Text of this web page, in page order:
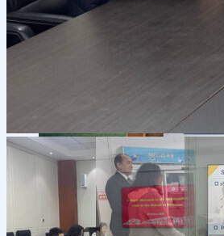
OTM tuzilmasi
Missiya va kelajakdagi
Akkreditatsiya va
Talabalar uchun ma’lumotlar
Talabalar uchun grantlar va
jamiyati (Student union)
Tayyorlov kurslari
Xorijiy abituriyentlar uchun